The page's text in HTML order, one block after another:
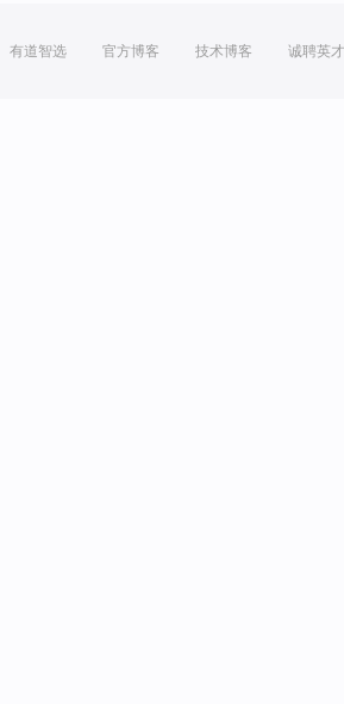
有道智选 官方博客 技术博客 诚聘英才